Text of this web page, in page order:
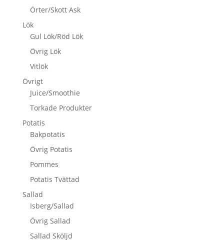
Örter/Skott Ask
Lök
Gul Lök/Röd Lök
Övrig Lök
Vitlök
Övrigt
Juice/Smoothie
Torkade Produkter
Potatis
Bakpotatis
Övrig Potatis
Pommes
Potatis Tvättad
Sallad
Isberg/Sallad
Övrig Sallad
Sallad Sköljd